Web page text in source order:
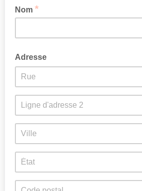
Nom *
Adresse